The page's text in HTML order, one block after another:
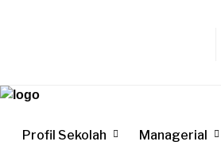
Profil Sekolah Managerial